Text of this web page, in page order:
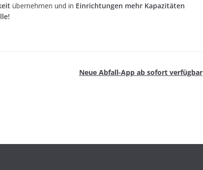
über­neh­men und in Ein­rich­tun­gen mehr Kapa­zi­tä­ten
Neue Abfall-App ab sofort verfügbar